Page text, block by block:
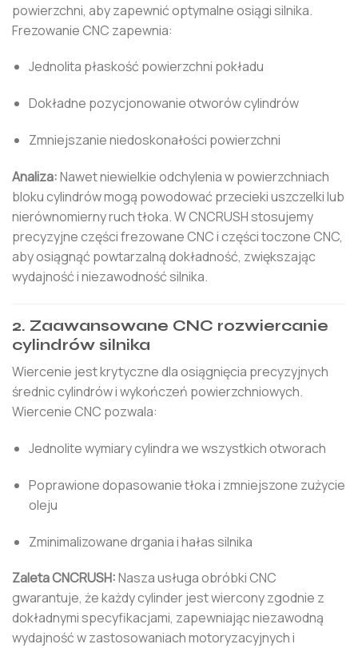
powierzchni, aby zapewnić optymalne osiągi silnika.
Frezowanie CNC zapewnia:
Jednolita płaskość powierzchni pokładu
Dokładne pozycjonowanie otworów cylindrów
Zmniejszanie niedoskonałości powierzchni
Analiza:Nawet niewielkie odchylenia w powierzchniach
bloku cylindrów mogą powodować przecieki uszczelki lub
nierównomierny ruch tłoka. W CNCRUSH stosujemy
precyzyjne części frezowane CNC i części toczone CNC,
aby osiągnąć powtarzalną dokładność, zwiększając
wydajność i niezawodność silnika.
2. Zaawansowane CNC rozwiercanie
cylindrów silnika
Wiercenie jest krytyczne dla osiągnięcia precyzyjnych
średnic cylindrów i wykończeń powierzchniowych.
Wiercenie CNC pozwala:
Jednolite wymiary cylindra we wszystkich otworach
Poprawione dopasowanie tłoka i zmniejszone zużycie
oleju
Zminimalizowane drgania i hałas silnika
Zaleta CNCRUSH:Nasza usługa obróbki CNC
gwarantuje, że każdy cylinder jest wiercony zgodnie z
dokładnymi specyfikacjami, zapewniając niezawodną
wydajność w zastosowaniach motoryzacyjnych i